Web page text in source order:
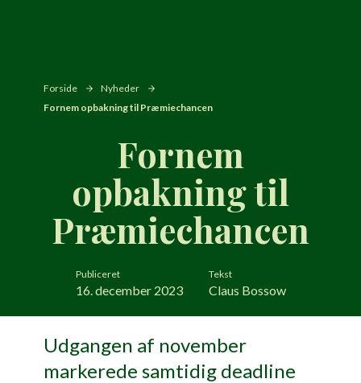
Forside
Nyheder
Fornem opbakning til Præmiechancen
Fornem
opbakning til
Præmiechancen
Publiceret
16. december 2023
Tekst
Claus Bossow
Udgangen af november
markerede samtidig deadline